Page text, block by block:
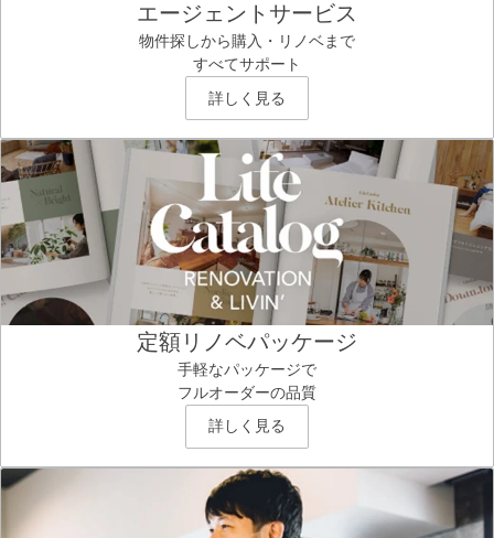
エージェントサービス
物件探しから購入・リノベまで
すべてサポート
詳しく見る
定額リノベパッケージ
手軽なパッケージで
フルオーダーの品質
詳しく見る